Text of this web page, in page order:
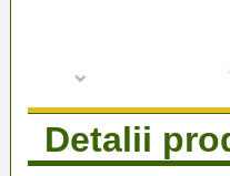
Detalii